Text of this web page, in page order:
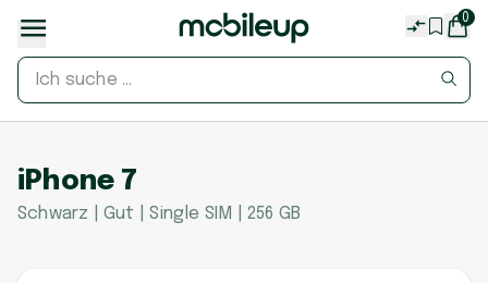
0
iPhone 7
Schwarz | Gut | Single SIM | 256 GB